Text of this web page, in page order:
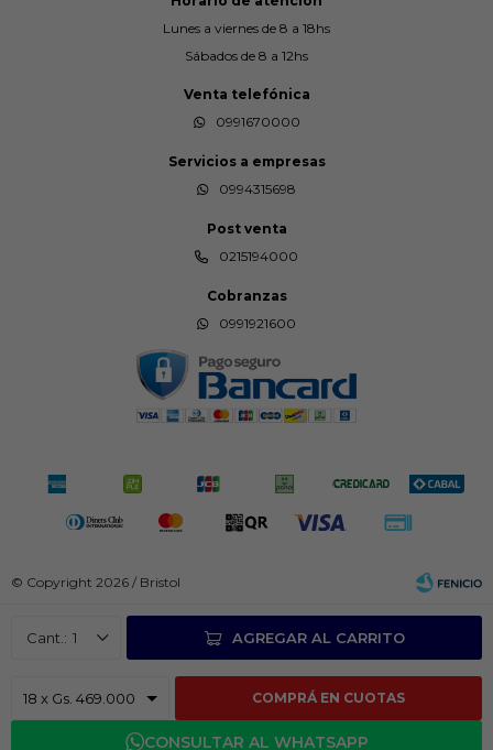
1 AGREGAR AL CARRITO
COMPRÁ EN CUOTAS
CONSULTAR AL WHATSAPP
Lunes a viernes de 8 a 18hs
Sábados de 8 a 12hs
Venta telefónica
0991670000
Servicios a empresas
0994315698
Post venta
0215194000
Cobranzas
0991921600
© Copyright 2026 / Bristol